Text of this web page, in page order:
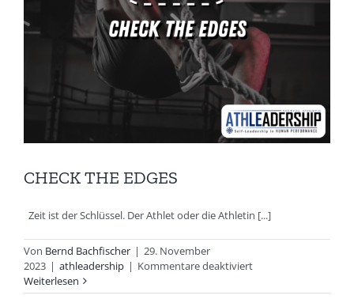
CHECK THE EDGES
Zeit ist der Schlüssel. Der Athlet oder die Athletin [...]
Von Bernd Bachfischer | 29. November
2023 | athleadership | Kommentare deaktiviertfür
THE
Weiterlesen